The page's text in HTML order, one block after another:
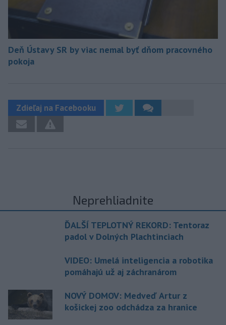
Deň Ústavy SR by viac nemal byť dňom pracovného
pokoja
Zdieľaj na Facebooku
Neprehliadnite
ĎALŠÍ TEPLOTNÝ REKORD: Tentoraz
padol v Dolných Plachtinciach
VIDEO: Umelá inteligencia a robotika
pomáhajú už aj záchranárom
NOVÝ DOMOV: Medveď Artur z
košickej zoo odchádza za hranice